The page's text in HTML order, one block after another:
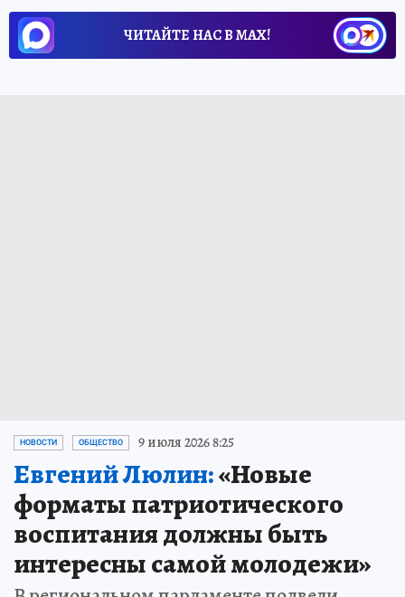
ЧИТАЙТЕ НАС В МАХ!
НОВОСТИ ОБЩЕСТВО 9 июля 2026 8:25
Евгений Люлин:«Новые
форматы патриотического
воспитания должны быть
интересны самой молодежи»